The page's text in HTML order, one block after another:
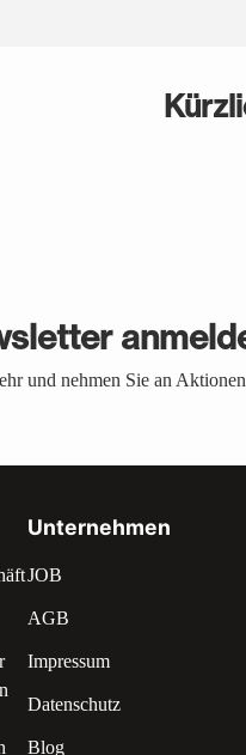
und nehmen Sie an
Unternehmen
JOB
AGB
Impressum
Datenschutz
Blog